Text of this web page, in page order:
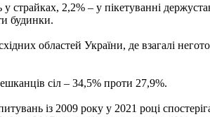
страйках, 2,2% – у пікетуванні
будинки.
областей України, де взагалі
сіл – 34,5% проти 27,9%.
із 2009 року у 2021 році